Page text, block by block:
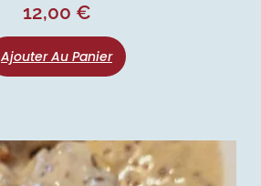
12,00 €
Ajouter Au Panier